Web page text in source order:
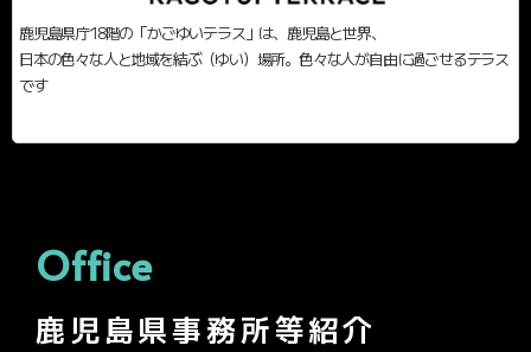
鹿児島県庁18階の「かごゆいテラス」は、鹿児島と世界、
日本の色々な人と地域を結ぶ（ゆい）場所。色々な人が自由に過ごせるテラス
です
Office
鹿児島県事務所等紹介